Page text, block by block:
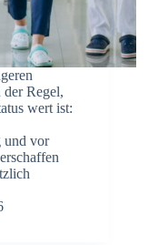
Regel,
wert ist:
und vor